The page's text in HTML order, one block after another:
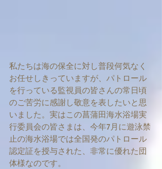
私たちは海の保全に対し普段何気なく
お任せしきっていますが、パトロール
を行っている監視員の皆さんの常日頃
のご苦労に感謝し敬意を表したいと思
いました。実はこの菖蒲田海水浴場実
行委員会の皆さまは、今年7月に遊泳禁
止の海水浴場では全国発のパトロール
認定証を授与された、非常に優れた団
体様なのです。